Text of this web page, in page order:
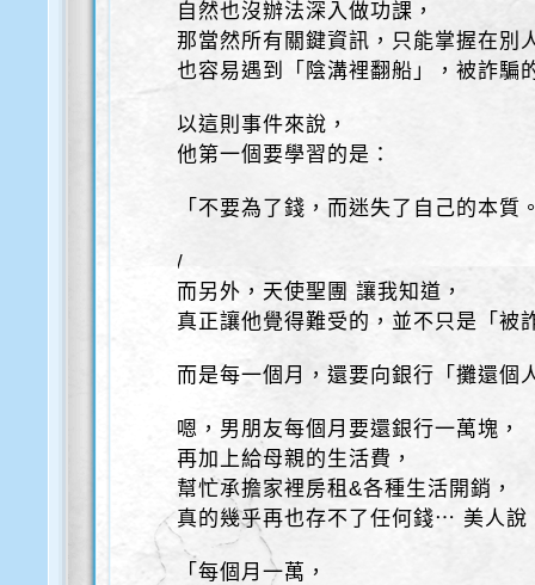
自然也沒辦法深入做功課，
那當然所有關鍵資訊，只能掌握在別
也容易遇到「陰溝裡翻船」，被詐騙
以這則事件來說，
他第一個要學習的是：
「不要為了錢，而迷失了自己的本質
/
而另外，天使聖團 讓我知道，
真正讓他覺得難受的，並不只是「
而是每一個月，還要向銀行「攤還個
嗯，男朋友每個月要還銀行一萬塊，
再加上給母親的生活費，
幫忙承擔家裡房租&各種生活開銷，
真的幾乎再也存不了任何錢⋯ 美人說
「每個月一萬，